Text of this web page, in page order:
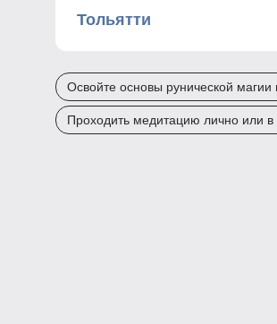
Тольятти
Освойте основы рунической магии
Проходить медитацию лично или в